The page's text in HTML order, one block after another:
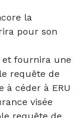
la
pour son
et fournira une
requête de
à céder à ERU
visée